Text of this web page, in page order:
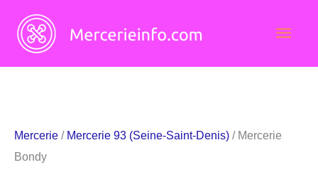
contenu
Mercerie / Mercerie 93 (Seine-Saint-Denis) / Mercerie
Bondy